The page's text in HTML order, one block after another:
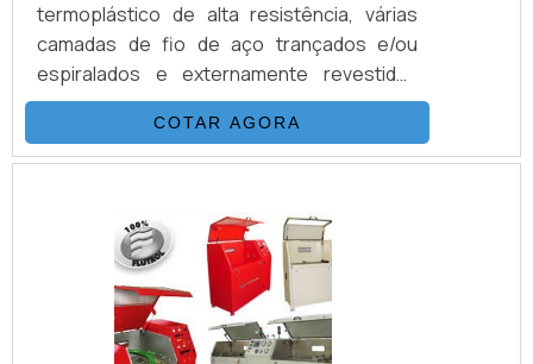
termoplástico de alta resistência, várias
camadas de fio de aço trançados e/ou
espiralados e externamente revestidas
com uma capa de poliamida (nylon) ou
poliuretano. Esta combinação, adicionada a
um processo único de trançagem
flexível, que possui as seguintes
propriedades: Desenvolvida para alta e
altíssimas pressões (3.200 Bar) Excelentes
características de vazão Baixa expansão
COTAR AGORA